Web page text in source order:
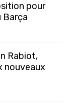
pour
Barça
Rabiot,
nouveaux